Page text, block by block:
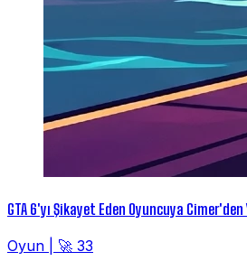
GTA 6'yı Şikayet Eden Oyuncuya Cimer'den
Oyun
🚀 33